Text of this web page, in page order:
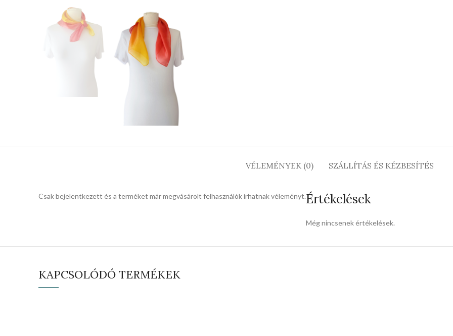
VÉLEMÉNYEK (0) SZÁLLÍTÁS ÉS KÉZBESÍTÉS
Értékelések
Még nincsenek értékelések.
Csak bejelentkezett és a terméket már megvásárolt felhasználók írhatnak véleményt.
KAPCSOLÓDÓ TERMÉKEK